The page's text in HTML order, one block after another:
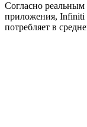
Согласно
приложения, Infiniti
потребляет в